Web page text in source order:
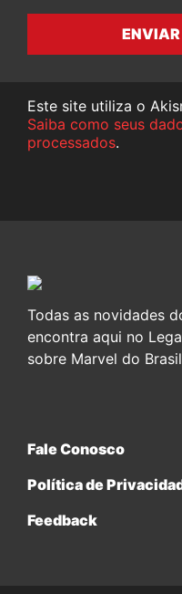
Este site utiliza o
Saiba como seus
processados.
Todas as novidades
encontra aqui no
sobre Marvel do
Fale Conosco
Política de
Feedback